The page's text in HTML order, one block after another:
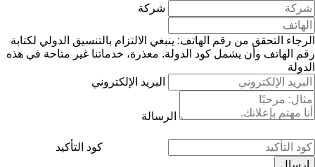
شركة
الرجاء التحقق من رقم الهاتف: ينبغي الالتزام بالتنسيق الدولي لكتابة
رقم الهاتف وأن يشمل كود الدولة. معذرة، خدماتنا غير متاحة في هذه
الدولة
البريد الإلكتروني
الرسالة
كود التأكيد